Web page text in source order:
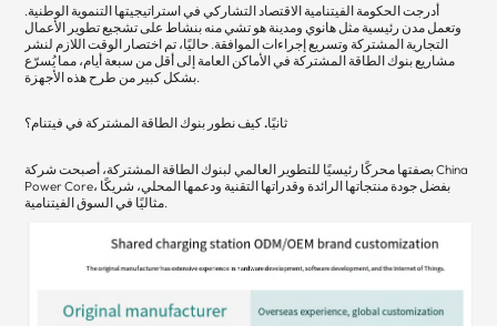
أدرجت الحكومة الفيتنامية الاقتصاد التشاركي في استراتيجيتها التنموية الوطنية.
وتعمل مدن رئيسية مثل هانوي ومدينة هو تشي منه بنشاط على تشجيع تطوير الأعمال
التجارية المشتركة وتسريع إجراءات الموافقة. حاليًا، تم اختصار الوقت اللازم لنشر
مشاريع بنوك الطاقة المشتركة في الأماكن العامة إلى أقل من سبعة أيام، مما يُسرّع
ثانيًا. كيف نطور بنوك الطاقة المشتركة في فيتنام؟
بصفتها محركًا رئيسيًا للتطوير العالمي لبنوك الطاقة المشتركة، أصبحت شركة China
Power Core، بفضل جودة منتجاتها الرائدة وقدراتها التقنية ودعمها المحلي، شريكًا